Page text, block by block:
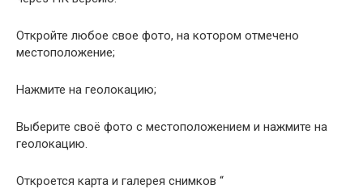
Откройте любое свое фото, на котором отмечено
местоположение;
Нажмите на геолокацию;
Выберите своё фото с местоположением и нажмите на
геолокацию.
Откроется карта и галерея снимков “